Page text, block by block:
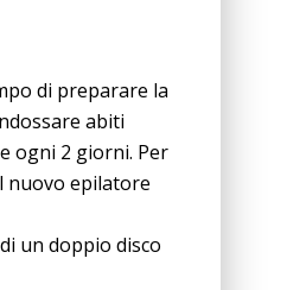
di preparare la
abiti
ogni 2 giorni. Per
nuovo epilatore
un doppio disco